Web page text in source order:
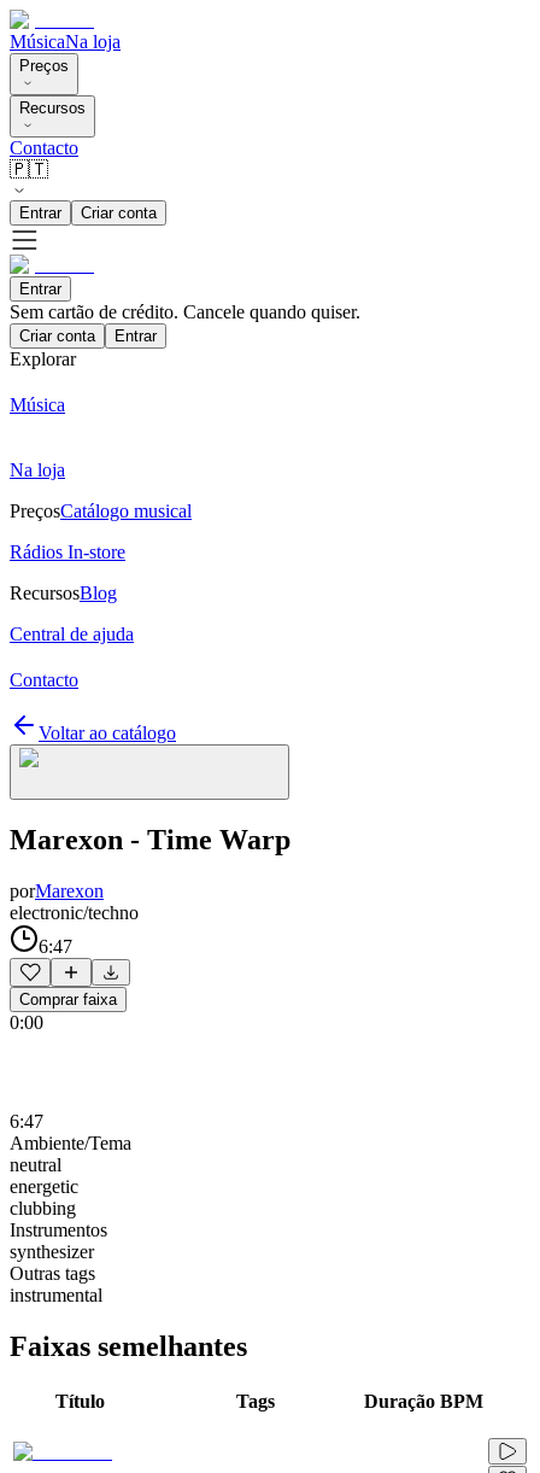
MúsicaNa loja
Preços
Recursos
Contacto
🇵🇹
Entrar Criar conta
Entrar
Sem cartão de crédito. Cancele quando quiser.
Criar conta Entrar
Explorar
Música
Na loja
PreçosCatálogo musical
Rádios In-store
RecursosBlog
Central de ajuda
Contacto
Voltar ao catálogo
Marexon - Time Warp
porMarexon
electronic/techno
6:47
Comprar faixa
0:00
6:47
Ambiente/Tema
neutral
energetic
clubbing
Instrumentos
synthesizer
Outras tags
instrumental
Faixas semelhantes
Título Tags Duração BPM